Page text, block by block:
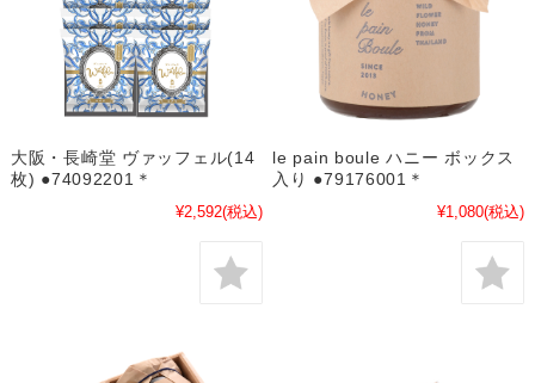
大阪・長崎堂 ヴァッフェル(14
枚) ●74092201＊
¥2,592(税込)
le pain boule ハニー ボックス
入り ●79176001＊
¥1,080(税込)